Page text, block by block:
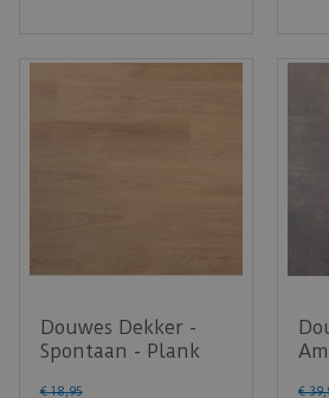
Douwes Dekker -
Spontaan - Plank
€ 18,95 € 39,